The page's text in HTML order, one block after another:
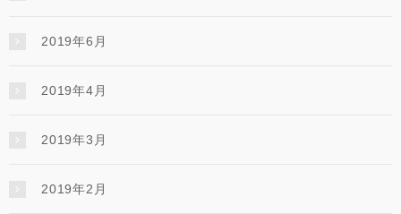
2019年6月
2019年4月
2019年3月
2019年2月